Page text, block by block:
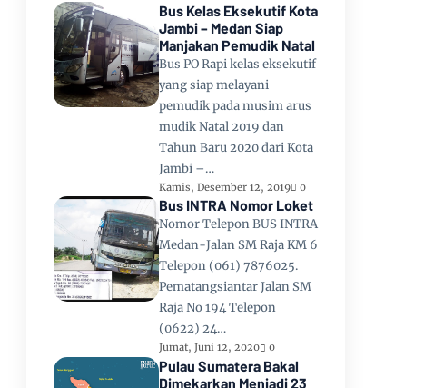
Bus Kelas Eksekutif Kota
Jambi – Medan Siap
Manjakan Pemudik Natal
Bus PO Rapi kelas eksekutif
yang siap melayani
pemudik pada musim arus
mudik Natal 2019 dan
Tahun Baru 2020 dari Kota
Jambi –…
Kamis, Desember 12, 2019 0
Bus INTRA Nomor Loket
Nomor Telepon BUS INTRA
Medan-Jalan SM Raja KM 6
Telepon (061) 7876025.
Pematangsiantar Jalan SM
Raja No 194 Telepon
(0622) 24…
Jumat, Juni 12, 2020 0
Pulau Sumatera Bakal
Dimekarkan Menjadi 23